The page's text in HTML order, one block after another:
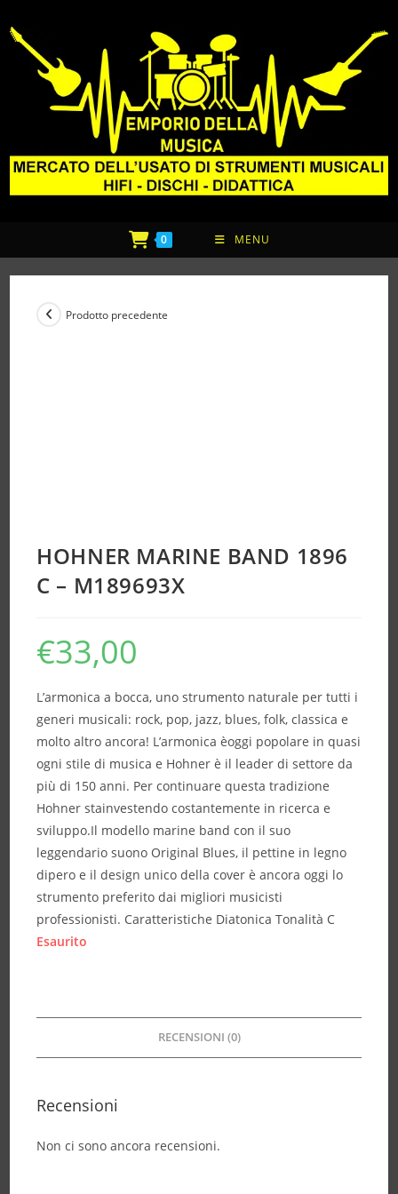
0 MENU
Prodotto precedente
HOHNER MARINE BAND 1896
C – M189693X
€33,00
L’armonica a bocca, uno strumento naturale per tutti i
generi musicali: rock, pop, jazz, blues, folk, classica e
molto altro ancora! L’armonica èoggi popolare in quasi
ogni stile di musica e Hohner è il leader di settore da
più di 150 anni. Per continuare questa tradizione
Hohner stainvestendo costantemente in ricerca e
sviluppo.Il modello marine band con il suo
leggendario suono Original Blues, il pettine in legno
dipero e il design unico della cover è ancora oggi lo
strumento preferito dai migliori musicisti
professionisti. Caratteristiche Diatonica Tonalità C
Esaurito
RECENSIONI (0)
Recensioni
Non ci sono ancora recensioni.